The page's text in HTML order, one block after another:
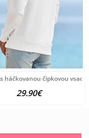
Brooke, ružové
háčkovanou čipkovou
29.90€